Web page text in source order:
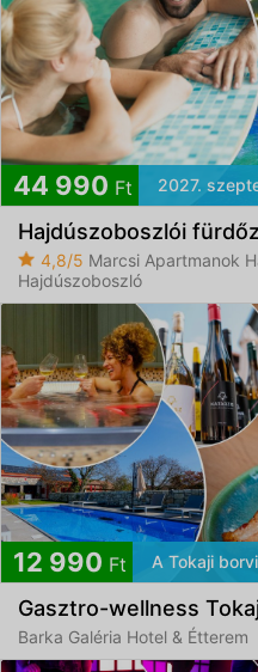
44 990 Ft 2027.
Hajdúszoboszlói
4,8/5 Marcsi Apartmanok
Hajdúszoboszló
12 990 Ft A Tokaji
Gasztro-wellness
Barka Galéria Hotel & Étterem